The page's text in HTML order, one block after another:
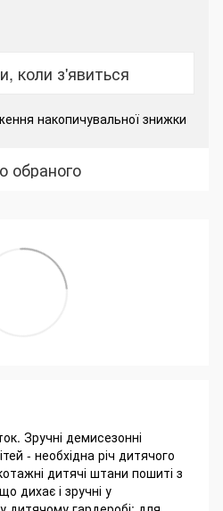
коли з'явиться
накопичувальної знижки
обраного
Зручні демисезонні
- необхідна річ дитячого
дитячі штани пошиті з
дихає і зручні у